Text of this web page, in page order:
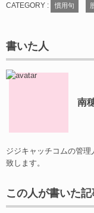
CATEGORY : 慣用句
書いた人
南
ジジキャッチコムの管
致します。
この人が書いた記